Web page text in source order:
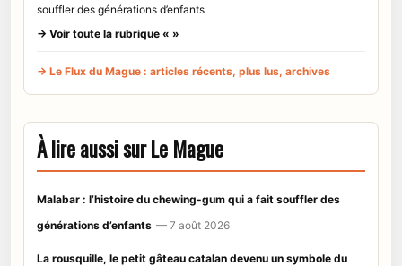
souffler des générations d’enfants
→ Voir toute la rubrique « »
→ Le Flux du Mague : articles récents, plus lus, archives
À lire aussi sur Le Mague
Malabar : l’histoire du chewing-gum qui a fait souffler des
générations d’enfants — 7 août 2026
La rousquille, le petit gâteau catalan devenu un symbole du